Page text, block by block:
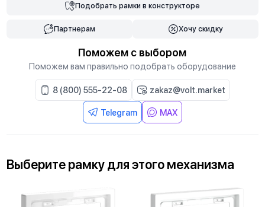
Подобрать рамкив конструкторе
Партнерам Хочу скидку
Поможем с выбором
Поможем вам правильно подобрать оборудование
8 (800) 555-22-08 zakaz@volt.market
Telegram MAX
Выберитерамку дляэтого механизма